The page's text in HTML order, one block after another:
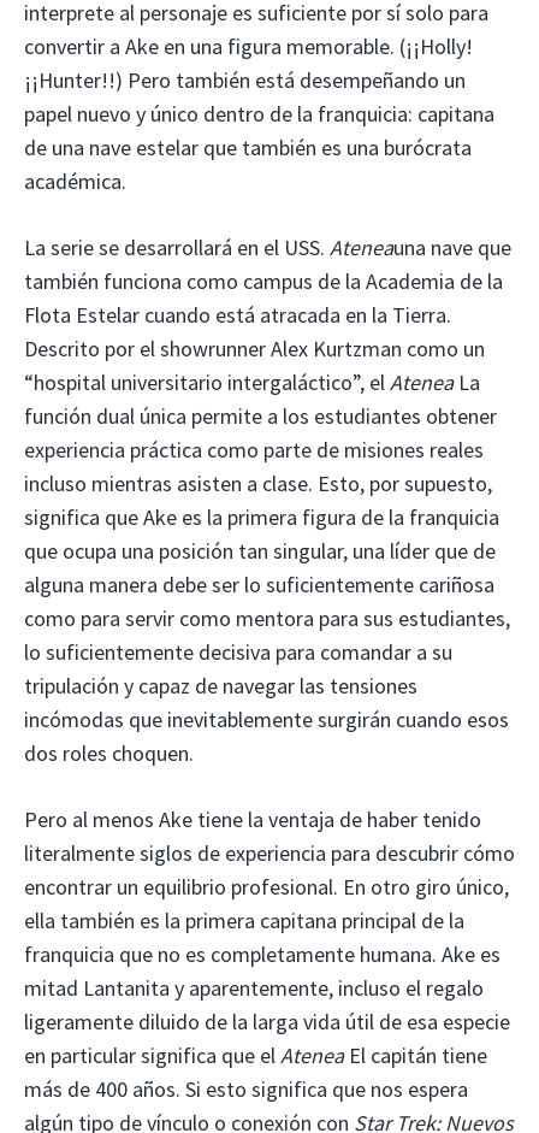
interprete al personaje es suficiente por sí solo para
convertir a Ake en una figura memorable. (¡¡Holly!
¡¡Hunter!!) Pero también está desempeñando un
papel nuevo y único dentro de la franquicia: capitana
de una nave estelar que también es una burócrata
académica.
La serie se desarrollará en el USS. Ateneauna nave que
también funciona como campus de la Academia de la
Flota Estelar cuando está atracada en la Tierra.
Descrito por el showrunner Alex Kurtzman como un
“hospital universitario intergaláctico”, elAtenea La
función dual única permite a los estudiantes obtener
experiencia práctica como parte de misiones reales
incluso mientras asisten a clase. Esto, por supuesto,
significa que Ake es la primera figura de la franquicia
que ocupa una posición tan singular, una líder que de
alguna manera debe ser lo suficientemente cariñosa
como para servir como mentora para sus estudiantes,
lo suficientemente decisiva para comandar a su
tripulación y capaz de navegar las tensiones
incómodas que inevitablemente surgirán cuando esos
dos roles choquen.
Pero al menos Ake tiene la ventaja de haber tenido
literalmente siglos de experiencia para descubrir cómo
encontrar un equilibrio profesional. En otro giro único,
ella también es la primera capitana principal de la
franquicia que no es completamente humana. Ake es
mitad Lantanita y aparentemente, incluso el regalo
ligeramente diluido de la larga vida útil de esa especie
en particular significa que elAteneaEl capitán tiene
más de 400 años. Si esto significa que nos espera
algún tipo de vínculo o conexión con Star Trek: Nuevos